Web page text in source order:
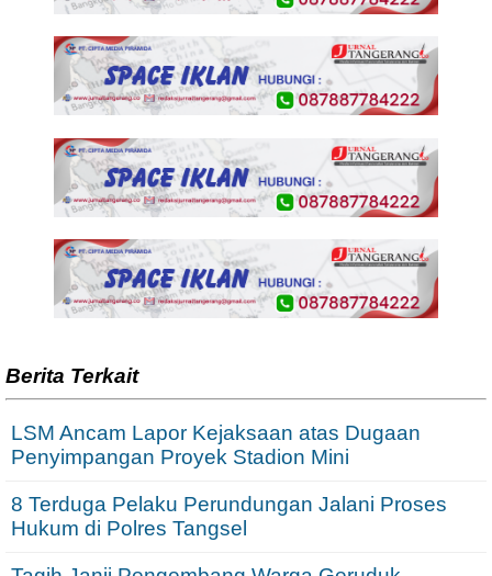
Berita Terkait
LSM Ancam Lapor Kejaksaan atas Dugaan
Penyimpangan Proyek Stadion Mini
8 Terduga Pelaku Perundungan Jalani Proses
Hukum di Polres Tangsel